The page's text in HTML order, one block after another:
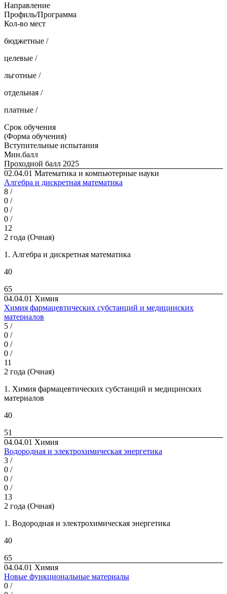
Направление
Профиль/Программа
Кол-во мест
бюджетные /
целевые /
льготные /
отдельная /
платные /
Срок обучения
(Форма обучения)
Вступительные испытания
Мин.балл
Проходной балл 2025
02.04.01 Математика и компьютерные науки
Алгебра и дискретная математика
8 /
0 /
0 /
0 /
12
2 года (Очная)
1. Алгебра и дискретная математика
40
65
04.04.01 Химия
Химия фармацевтических субстанций и медицинских
материалов
5 /
0 /
0 /
0 /
11
2 года (Очная)
1. Химия фармацевтических субстанций и медицинских
материалов
40
51
04.04.01 Химия
Водородная и электрохимическая энергетика
3 /
0 /
0 /
0 /
13
2 года (Очная)
1. Водородная и электрохимическая энергетика
40
65
04.04.01 Химия
Новые функциональные материалы
0 /